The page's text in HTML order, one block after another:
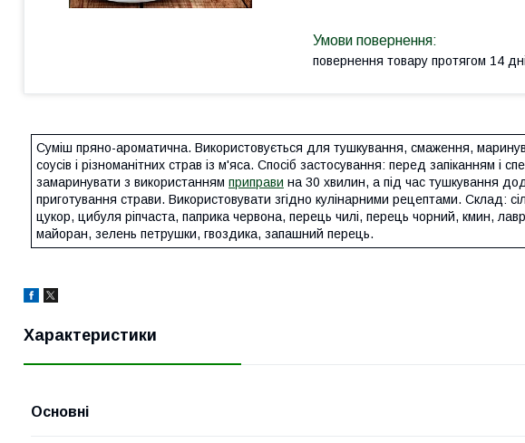
повернення товару протягом 14
Суміш пряно-ароматична. Використовується для тушкування, смаження,
соусів і різноманітних страв із м'яса. Спосіб застосування: перед запіканням і
замаринувати з використанням приправи на 30 хвилин, а під час тушкування
приготування страви. Використовувати згідно кулінарними рецептами. Склад:
цукор, цибуля ріпчаста, паприка червона, перець чилі, перець чорний, кмин,
майоран, зелень петрушки, гвоздика, запашний перець.
Характеристики
Основні